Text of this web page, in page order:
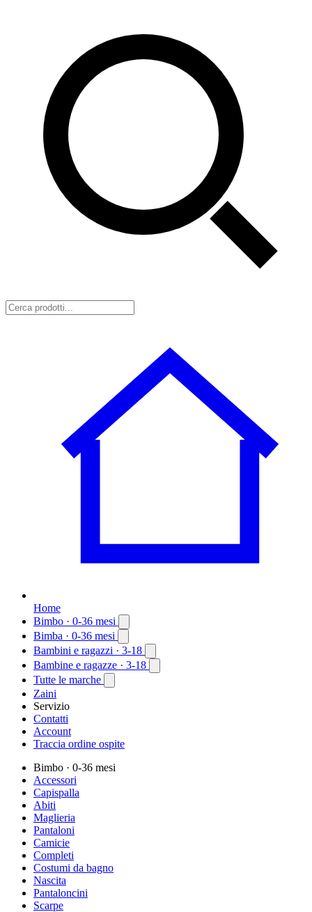
Home
Bimbo · 0-36 mesi
Bimba · 0-36 mesi
Bambini e ragazzi · 3-18
Bambine e ragazze · 3-18
Tutte le marche
Zaini
Servizio
Contatti
Account
Traccia ordine ospite
Bimbo · 0-36 mesi
Accessori
Capispalla
Abiti
Maglieria
Pantaloni
Camicie
Completi
Costumi da bagno
Nascita
Pantaloncini
Scarpe